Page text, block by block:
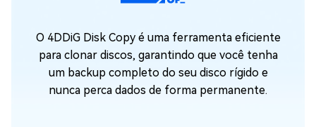
O 4DDiG Disk Copy é uma ferramenta eficiente
para clonar discos, garantindo que você tenha
um backup completo do seu disco rígido e
nunca perca dados de forma permanente.